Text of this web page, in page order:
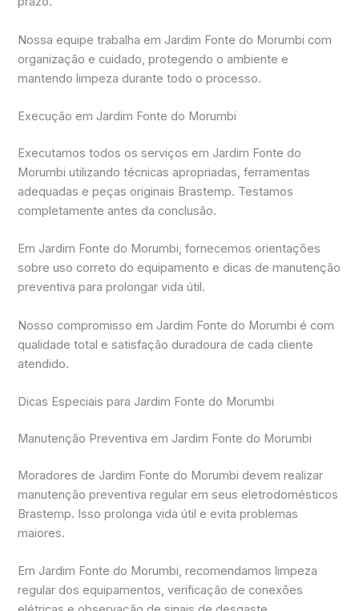
Nossa equipe trabalha em Jardim Fonte do Morumbi com
organização e cuidado, protegendo o ambiente e
mantendo limpeza durante todo o processo.
Execução em Jardim Fonte do Morumbi
Executamos todos os serviços em Jardim Fonte do
Morumbi utilizando técnicas apropriadas, ferramentas
adequadas e peças originais Brastemp. Testamos
completamente antes da conclusão.
Em Jardim Fonte do Morumbi, fornecemos orientações
sobre uso correto do equipamento e dicas de manutenção
preventiva para prolongar vida útil.
Nosso compromisso em Jardim Fonte do Morumbi é com
qualidade total e satisfação duradoura de cada cliente
atendido.
Dicas Especiais para Jardim Fonte do Morumbi
Manutenção Preventiva em Jardim Fonte do Morumbi
Moradores de Jardim Fonte do Morumbi devem realizar
manutenção preventiva regular em seus eletrodomésticos
Brastemp. Isso prolonga vida útil e evita problemas
maiores.
Em Jardim Fonte do Morumbi, recomendamos limpeza
regular dos equipamentos, verificação de conexões